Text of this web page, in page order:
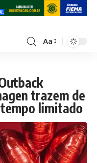
Aa
trazem de
limitado